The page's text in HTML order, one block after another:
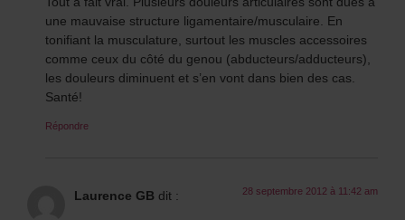
une mauvaise structure ligamentaire/musculaire. En
tonifiant la musculature, surtout les muscles accessoires
comme ceux du côté du genou (abducteurs/adducteurs),
les douleurs diminuent et s’en vont dans bien des cas.
Santé!
Répondre
Laurence GB dit : 28 septembre 2012 à 11:42 am